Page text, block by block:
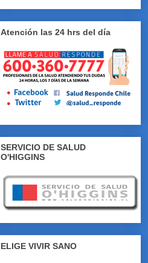
Atención las 24 hrs del día
SERVICIO DE SALUD
O'HIGGINS
ELIGE VIVIR SANO